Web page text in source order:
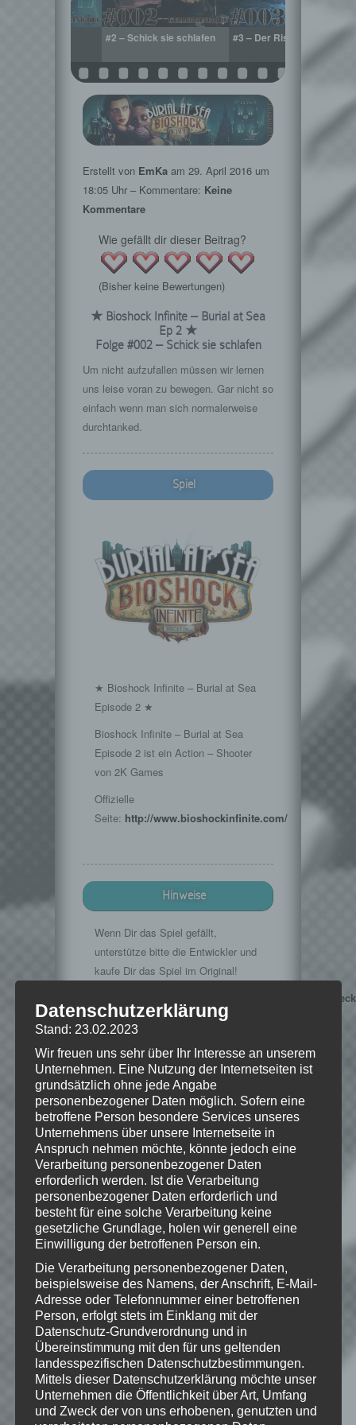
#2 – Schick sie schlafen #3 – Der Riss
Erstellt von EmKa am 29. April 2016 um
18:05 Uhr – Kommentare: Keine
Kommentare
Wie gefällt dir dieser Beitrag?
(Bisher keine Bewertungen)
★ Bioshock Infinite – Burial at Sea
Ep 2 ★
Folge #002 – Schick sie schlafen
Um nicht aufzufallen müssen wir lernen
uns leise voran zu bewegen. Gar nicht so
einfach wenn man sich normalerweise
durchtanked.
Spiel
★ Bioshock Infinite – Burial at Sea
Episode 2 ★
Bioshock Infinite – Burial at Sea
Episode 2 ist ein Action – Shooter
von 2K Games
Offizielle
Seite: http://www.bioshockinfinite.com/
Hinweise
Wenn Dir das Spiel gefällt,
unterstütze bitte die Entwickler und
kaufe Dir das Spiel im Original!
http://store.steampowered.com/
········································­­
Musik im Intro:
http://www.teknoaxe.com
Vielen Dank für die Erlaubnis 🙂
© 2002-2016 Take-Two Interactive
Software, Inc. Developed by Irrational
Games. BioShock, BioShock Infinite,
Irrational Games, 2K Games and their
respective logos are trademarks of Take-
Two Interactive Software, Inc. All other
trademarks are property of their
respective owners.
Wie gefällt dir dieser Beitrag?
Klicke hier und lasse
eine Bewertung da!
Datenschutzerklärung
Stand: 23.02.2023
Wir freuen uns sehr über Ihr Interesse an unserem
Unternehmen. Eine Nutzung der Internetseiten ist
grundsätzlich ohne jede Angabe
personenbezogener Daten möglich. Sofern eine
betroffene Person besondere Services unseres
Unternehmens über unsere Internetseite in
Anspruch nehmen möchte, könnte jedoch eine
Verarbeitung personenbezogener Daten
erforderlich werden. Ist die Verarbeitung
personenbezogener Daten erforderlich und
besteht für eine solche Verarbeitung keine
gesetzliche Grundlage, holen wir generell eine
Einwilligung der betroffenen Person ein.
Die Verarbeitung personenbezogener Daten,
beispielsweise des Namens, der Anschrift, E-Mail-
Adresse oder Telefonnummer einer betroffenen
Person, erfolgt stets im Einklang mit der
Datenschutz-Grundverordnung und in
Übereinstimmung mit den für uns geltenden
landesspezifischen Datenschutzbestimmungen.
Mittels dieser Datenschutzerklärung möchte unser
Unternehmen die Öffentlichkeit über Art, Umfang
und Zweck der von uns erhobenen, genutzten und